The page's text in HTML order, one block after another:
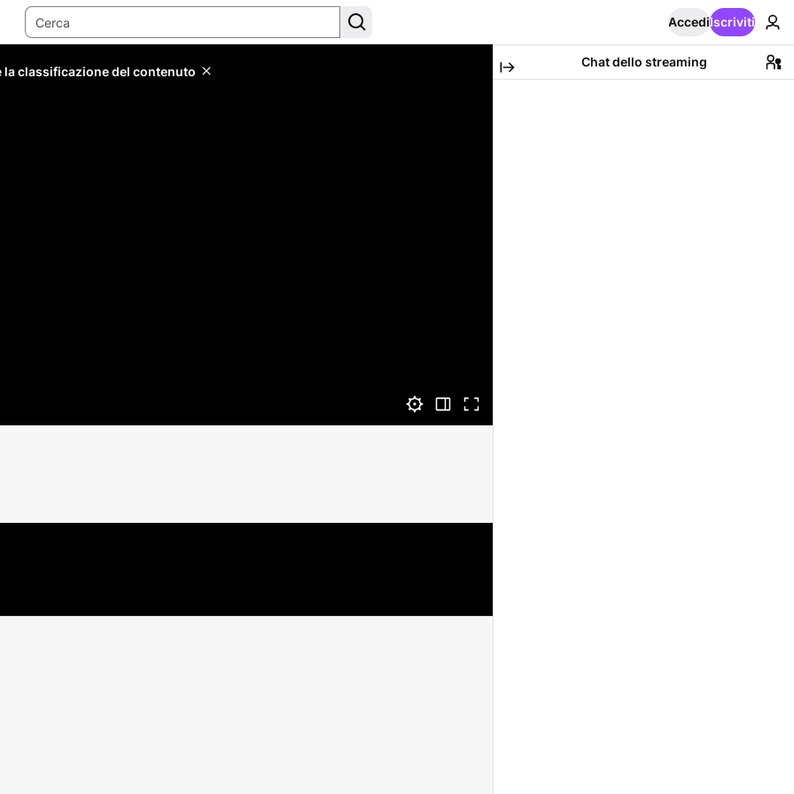
AccediIscriviti
classificazione del contenuto
Chat dello streaming